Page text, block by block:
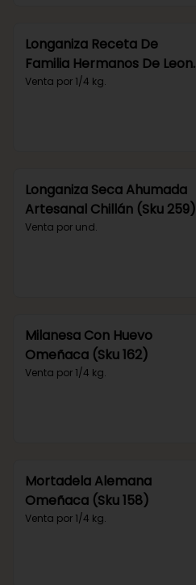
Longaniza Receta De
Familia Hermanos De Leon
(Sku 295)
Venta por 1/4 kg.
Longaniza Seca Ahumada
Artesanal Chillán (Sku 259)
Venta por und.
Milanesa Con Huevo
Omeñaca (Sku 162)
Venta por 1/4 kg.
Mortadela Alemana
Omeñaca (Sku 158)
Venta por 1/4 kg.